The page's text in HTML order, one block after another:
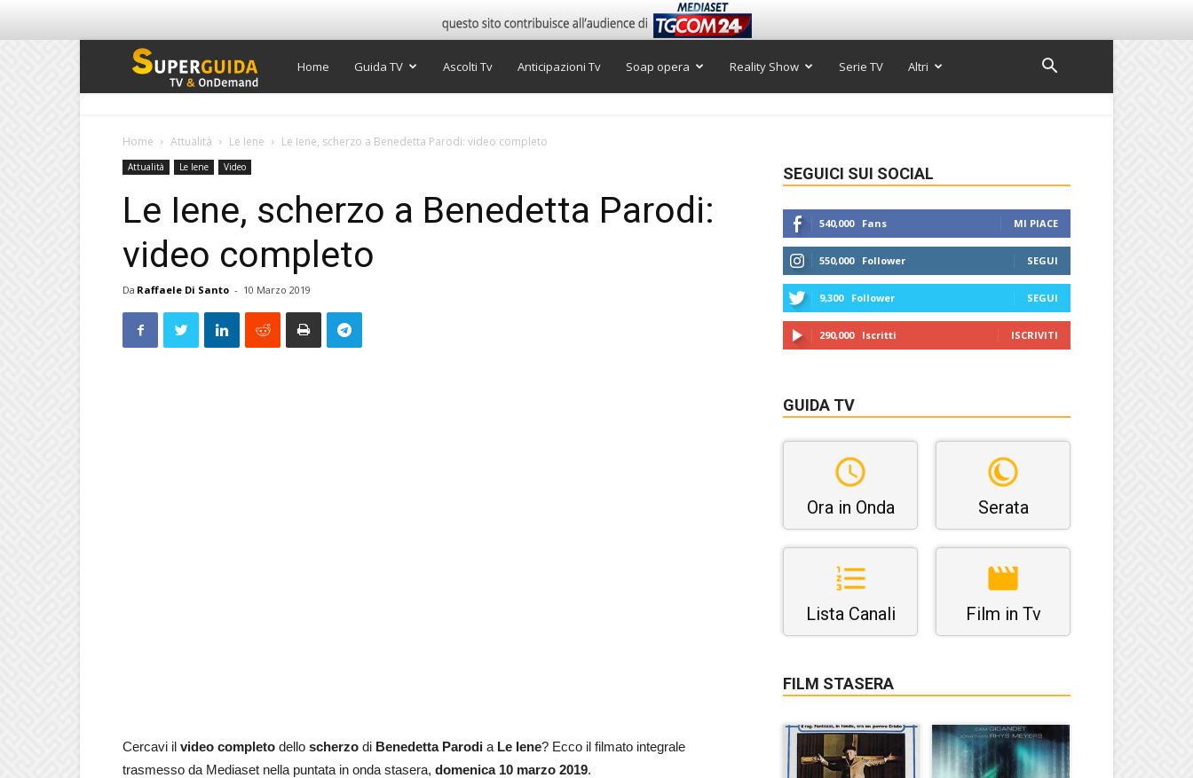
Super
Home Guida TV Ascolti Tv Anticipazioni Tv Soap opera Reality Show Serie TV Altri
Home Attualità Le Iene Le Iene, scherzo a Benedetta Parodi: video completo
Attualità Le Iene Video
Le Iene, scherzo a Benedetta Parodi:
video completo
Da Raffaele Di Santo - 10 Marzo 2019
Cercavi il video completo dello scherzo di Benedetta Parodi a Le Iene? Ecco il filmato integrale
trasmesso da Mediaset nella puntata in onda stasera, domenica 10 marzo 2019.
SEGUICI SUI SOCIAL
540,000 Fans MI PIACE
550,000 Follower SEGUI
9,300 Follower SEGUI
290,000 Iscritti ISCRIVITI
GUIDA TV
Ora in Onda Serata
Lista Canali Film in Tv
FILM STASERA